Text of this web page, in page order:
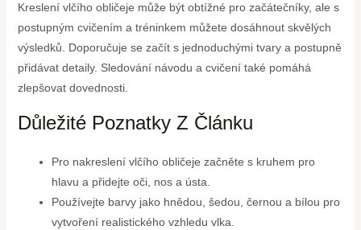
Kreslení vlčího obličeje může být obtížné pro začátečníky, ale s
postupným cvičením a tréninkem můžete dosáhnout skvělých
výsledků. Doporučuje se začít s jednoduchými tvary a postupně
přidávat detaily. Sledování návodu a cvičení také pomáhá
zlepšovat dovednosti.
Důležité Poznatky Z Článku
Pro nakreslení vlčího obličeje začněte s kruhem pro
hlavu a přidejte oči, nos a ústa.
Používejte barvy jako hnědou, šedou, černou a bílou pro
vytvoření realistického vzhledu vlka.